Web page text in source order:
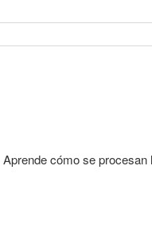
Aprende cómo se procesan